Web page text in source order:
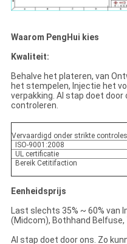
Waarom PengHui kies
Kwaliteit:
Behalve het plateren, van
het stempelen, Injectie het
verpakking. Al stap doet door
controleren.
Vervaardigd onder strikte controles
ISO-9001:2008
UL certificatie
Bereik Cetitifaction
Eenheidsprijs
Last slechts 35% ~ 60% van
(Midcom), Bothhand Belfuse,
Al stap doet door ons. Zo